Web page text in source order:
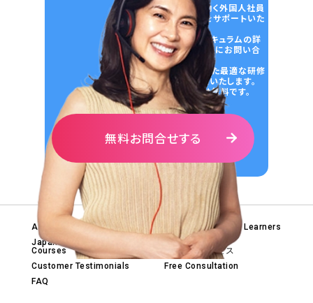
日本の企業で働く外国人社員
の日本語学習をサポートいた
します。
学習内容やカリキュラムの詳
細について、気軽にお問い合
わせください。
ニーズに合わせた最適な研修
プランをご提案いたします。
初回のご相談は無料です。
無料お問合せする
About Us
Japanese Language
Courses
Customer Testimonials
FAQ
Tips for Japanese Learners
Blog
法人向けサービス
Free Consultation